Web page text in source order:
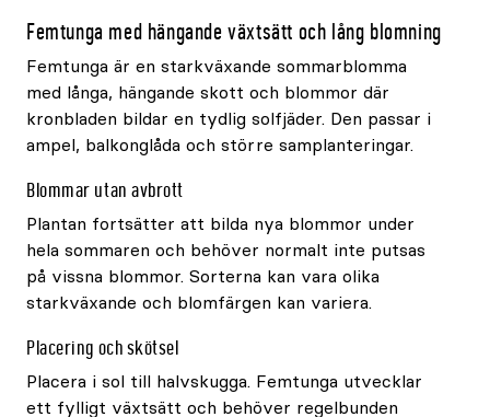
Femtunga med hängande växtsätt och lång blomning
Femtunga är en starkväxande sommarblomma
med långa, hängande skott och blommor där
kronbladen bildar en tydlig solfjäder. Den passar i
ampel, balkonglåda och större samplanteringar.
Blommar utan avbrott
Plantan fortsätter att bilda nya blommor under
hela sommaren och behöver normalt inte putsas
på vissna blommor. Sorterna kan vara olika
starkväxande och blomfärgen kan variera.
Placering och skötsel
Placera i sol till halvskugga. Femtunga utvecklar
ett fylligt växtsätt och behöver regelbunden